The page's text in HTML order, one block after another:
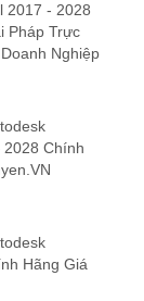
2017 - 2028
Pháp Trực
Nghiệp
2028 Chính
Hãng Giá